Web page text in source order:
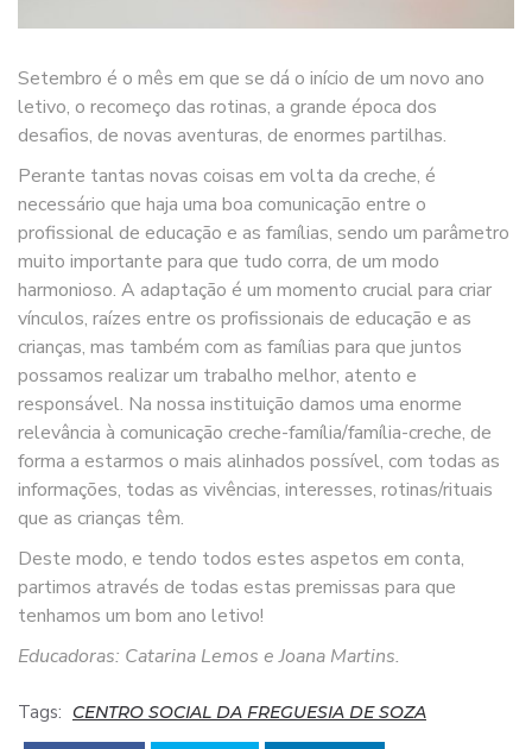
Setembro é o mês em que se dá o início de um novo ano
letivo, o recomeço das rotinas, a grande época dos
desafios, de novas aventuras, de enormes partilhas.
Perante tantas novas coisas em volta da creche, é
necessário que haja uma boa comunicação entre o
profissional de educação e as famílias, sendo um parâmetro
muito importante para que tudo corra, de um modo
harmonioso. A adaptação é um momento crucial para criar
vínculos, raízes entre os profissionais de educação e as
crianças, mas também com as famílias para que juntos
possamos realizar um trabalho melhor, atento e
responsável. Na nossa instituição damos uma enorme
relevância à comunicação creche-família/família-creche, de
forma a estarmos o mais alinhados possível, com todas as
informações, todas as vivências, interesses, rotinas/rituais
que as crianças têm.
Deste modo, e tendo todos estes aspetos em conta,
partimos através de todas estas premissas para que
tenhamos um bom ano letivo!
Educadoras: Catarina Lemos e Joana Martins.
Tags: CENTRO SOCIAL DA FREGUESIA DE SOZA